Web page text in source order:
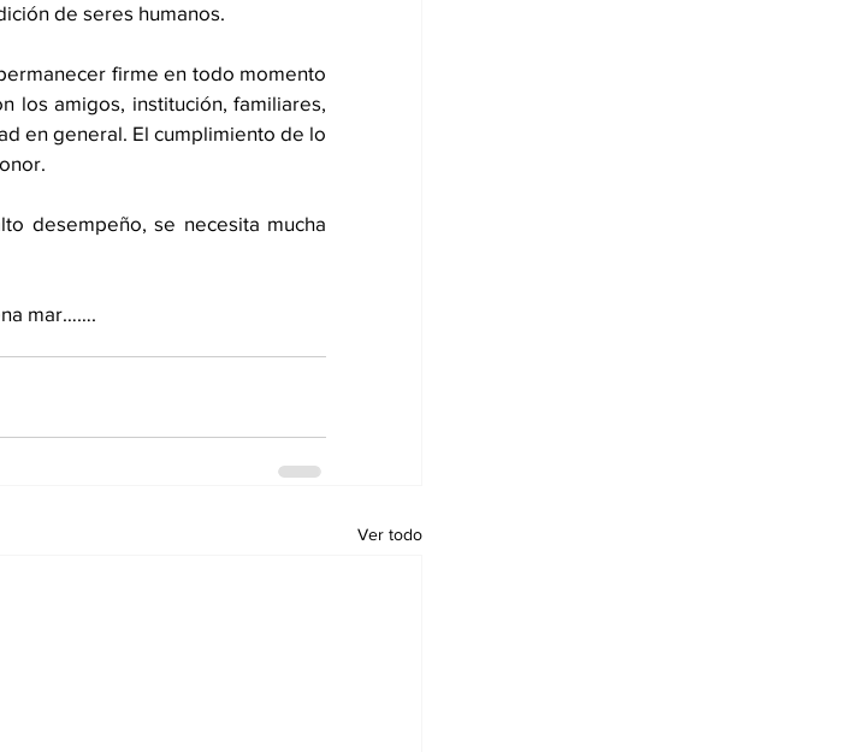
de seres humanos.
firme en todo momento
los amigos, institución, familiares,
en general. El cumplimiento de lo
desempeño, se necesita mucha
mar…….
Ver todo